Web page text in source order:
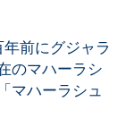
前にグジャラ
のマハーラシ
マハーラシュ